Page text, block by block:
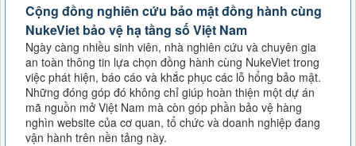
Cộng đồng nghiên cứu bảo mật đồng hành cùng
NukeViet bảo vệ hạ tầng số Việt Nam
Ngày càng nhiều sinh viên, nhà nghiên cứu và chuyên gia
an toàn thông tin lựa chọn đồng hành cùng NukeViet trong
việc phát hiện, báo cáo và khắc phục các lỗ hổng bảo mật.
Những đóng góp đó không chỉ giúp hoàn thiện một dự án
mã nguồn mở Việt Nam mà còn góp phần bảo vệ hàng
nghìn website của cơ quan, tổ chức và doanh nghiệp đang
vận hành trên nền tảng này.